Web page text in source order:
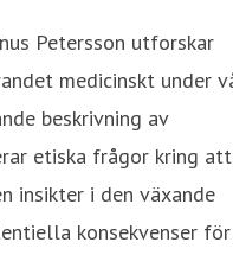
Petersson utforskar
medicinskt under
beskrivning av
etiska frågor kring att
insikter i den växande
konsekvenser för